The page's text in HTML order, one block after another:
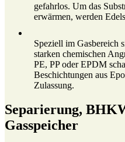
gefahrlos. Um das
erwärmen, werden
Speziell im Gasbereich
starken chemischen
PE, PP oder EPDM
Beschichtungen aus
Zulassung.
Separierung,
Gasspeicher